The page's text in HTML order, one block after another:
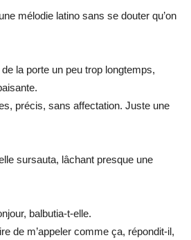
mélodie latino sans se douter qu’on
la porte un peu trop longtemps,
précis, sans affectation. Juste une
sursauta, lâchant presque une
balbutia-t-elle.
de m’appeler comme ça, répondit-il,